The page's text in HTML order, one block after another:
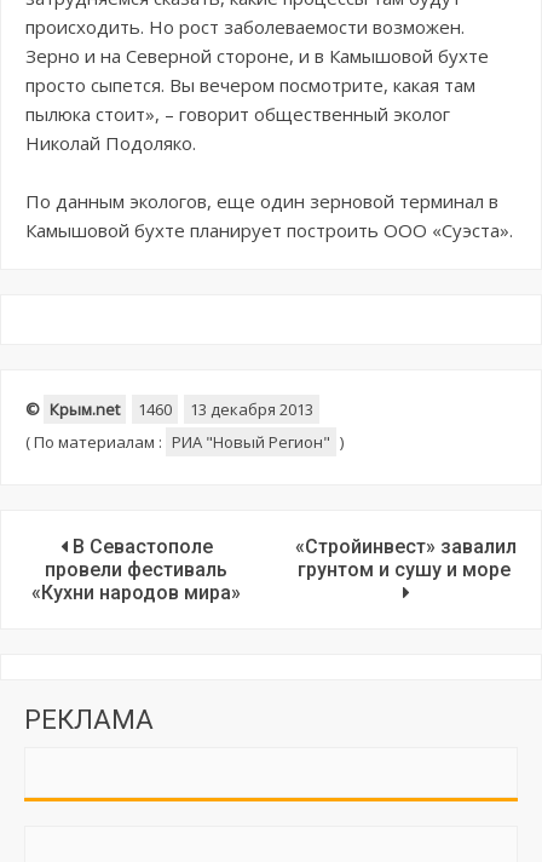
происходить. Но рост заболеваемости возможен.
Зерно и на Северной стороне, и в Камышовой бухте
просто сыпется. Вы вечером посмотрите, какая там
пылюка стоит», – говорит общественный эколог
Николай Подоляко.
По данным экологов, еще один зерновой терминал в
Камышовой бухте планирует построить ООО «Суэста».
© Крым.net 1460
13 декабря 2013
(По материалам : РИА "Новый Регион" )
В Севастополе
провели фестиваль
«Кухни народов мира»
«Стройинвест» завалил
грунтом и сушу и море
РЕКЛАМА